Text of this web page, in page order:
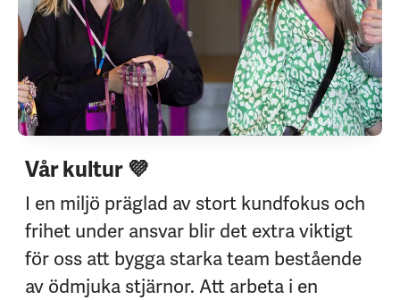
Vår kultur 💜
I en miljö präglad av stort kundfokus och
frihet under ansvar blir det extra viktigt
för oss att bygga starka team bestående
av ödmjuka stjärnor. Att arbeta i en